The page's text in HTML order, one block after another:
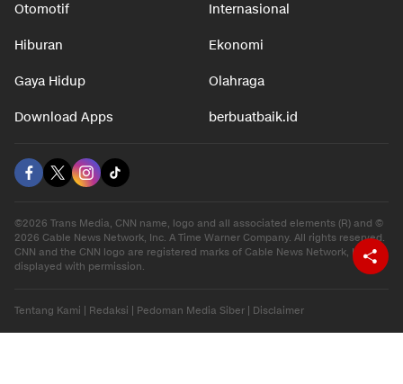
Otomotif Internasional
Hiburan Ekonomi
Gaya Hidup Olahraga
Download Apps berbuatbaik.id
©2026 Trans Media, CNN name, logo and all associated elements (R) and ©
2026 Cable News Network, Inc. A Time Warner Company. All rights reserved.
CNN and the CNN logo are registered marks of Cable News Network, Inc.,
displayed with permission.
Tentang Kami Redaksi Pedoman Media Siber Disclaimer